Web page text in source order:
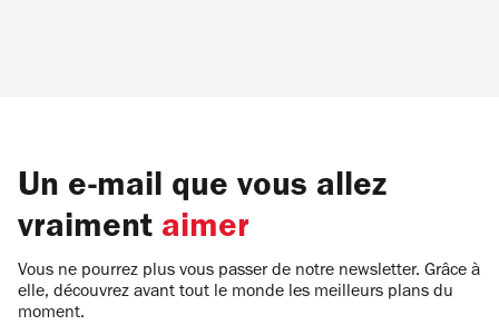
Un e-mail que vous allez
vraiment aimer
Vous ne pourrez plus vous passer de notre newsletter. Grâce à
elle, découvrez avant tout le monde les meilleurs plans du
moment.